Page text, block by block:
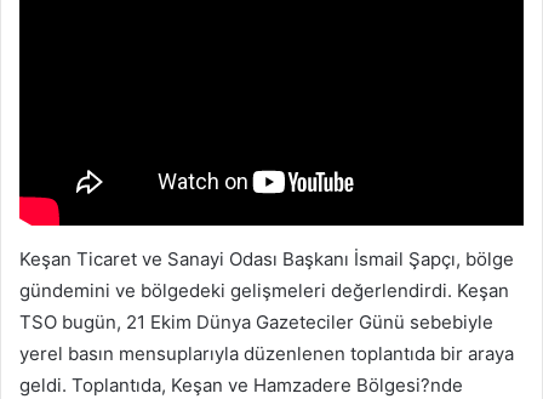
Keşan Ticaret ve Sanayi Odası Başkanı İsmail Şapçı, bölge
gündemini ve bölgedeki gelişmeleri değerlendirdi. Keşan
TSO bugün, 21 Ekim Dünya Gazeteciler Günü sebebiyle
yerel basın mensuplarıyla düzenlenen toplantıda bir araya
geldi. Toplantıda, Keşan ve Hamzadere Bölgesi?nde